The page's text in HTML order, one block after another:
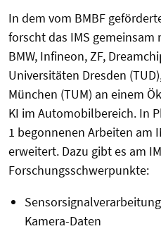
In dem vom BMBF
forscht das IMS
BMW, Infineon, ZF,
Universitäten Dresden
München (TUM) an einem
KI im Automobilbereich. In
1 begonnenen Arbeiten am
erweitert. Dazu gibt es am
Forschungsschwerpunkte:
Sensorsignalverarbeitung
Kamera-Daten